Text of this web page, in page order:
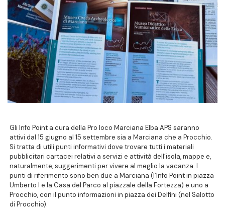
Gli Info Point a cura della Pro loco Marciana Elba APS saranno
attivi dal 15 giugno al 15 settembre sia a Marciana che a Procchio.
Si tratta di utili punti informativi dove trovare tutti i materiali
pubblicitari cartacei relativi a servizi e attività dell’isola, mappe e,
naturalmente, suggerimenti per vivere al meglio la vacanza. I
punti di riferimento sono ben due a Marciana (l’Info Point in piazza
Umberto I e la Casa del Parco al piazzale della Fortezza) e uno a
Procchio, con il punto informazioni in piazza dei Delfini (nel Salotto
di Procchio).